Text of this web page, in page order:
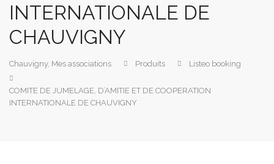
INTERNATIONALE DE
CHAUVIGNY
Chauvigny, Mes associations Produits Listeo booking
COMITE DE JUMELAGE, D’AMITIE ET DE COOPERATION
INTERNATIONALE DE CHAUVIGNY